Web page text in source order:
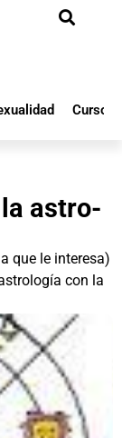
Cursos
astro-
que le interesa)
con la